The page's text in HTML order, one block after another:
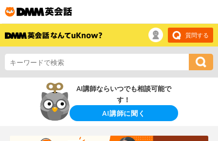
質問する
AI講師ならいつでも相談可能で
す！
AI講師に聞く